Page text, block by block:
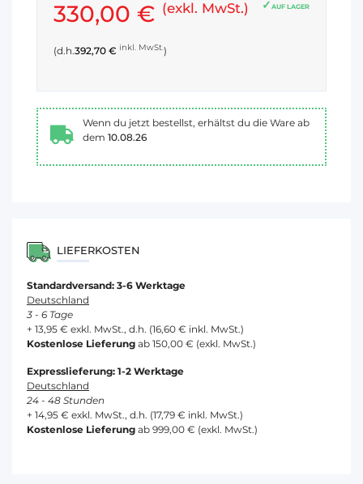
AUF LAGER
330,00 € (exkl. MwSt.)
(d.h.392,70 € inkl. MwSt.)
Wenn du jetzt bestellst, erhältst du die Ware ab
dem 10.08.26
LIEFERKOSTEN
Standardversand: 3-6 Werktage
Deutschland
3 - 6 Tage
+ 13,95 € exkl. MwSt., d.h. (16,60 € inkl. MwSt.)
Kostenlose Lieferung ab 150,00 € (exkl. MwSt.)
Expresslieferung: 1-2 Werktage
Deutschland
24 - 48 Stunden
+ 14,95 € exkl. MwSt., d.h. (17,79 € inkl. MwSt.)
Kostenlose Lieferung ab 999,00 € (exkl. MwSt.)